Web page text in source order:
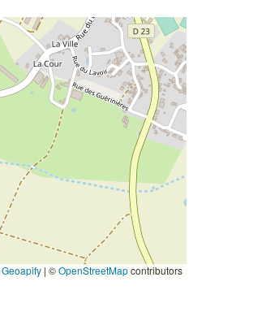
Geoapify | ©OpenStreetMapcontributors